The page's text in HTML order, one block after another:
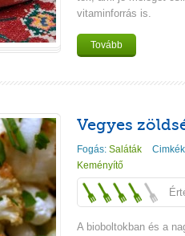
vitaminforrás is.
Tovább
Vegyes
Fogás: Saláták
Keményítő
A bioboltokban és a